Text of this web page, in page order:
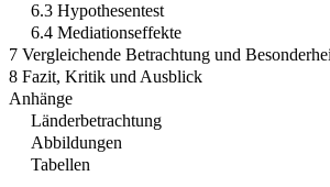
6.3 Hypothesentest
6.4 Mediationseffekte
7 Vergleichende Betrachtung und
8 Fazit, Kritik und Ausblick
Anhänge
Länderbetrachtung
Abbildungen
Tabellen